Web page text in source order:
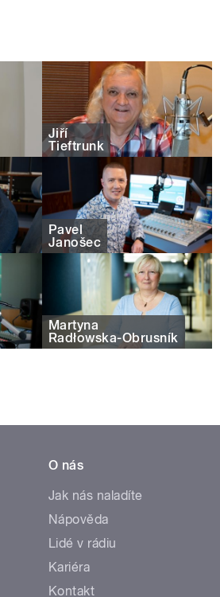
Jiří
Tieftrunk
Pavel
Janošec
Martyna
Radłowska-Obrusník
O nás
Jak nás naladíte
Nápověda
Lidé v rádiu
Kariéra
Kontakt